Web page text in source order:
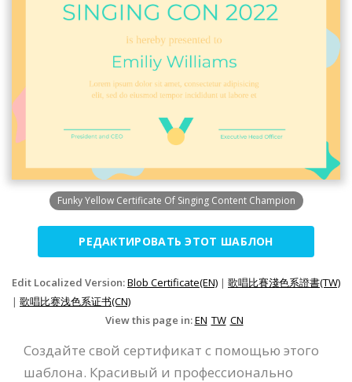
Funky Yellow Certificate Of Singing Content Champion
РЕДАКТИРОВАТЬ ЭТОТ ШАБЛОН
Edit Localized Version:Blob Certificate(EN) | 歌唱比賽淺色系證書(TW)
| 歌唱比赛浅色系证书(CN)
View this page in:EN TW CN
Создайте свой сертификат с помощью этого
шаблона. Красивый и профессионально